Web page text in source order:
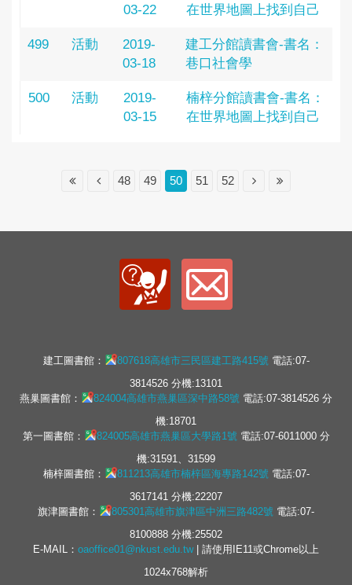
03-22
在世界地圖上找到自己
499 活動
2019-
03-18
建工分館讀書會-書名：
巷口社會學
500 活動
2019-
03-15
楠梓分館讀書會-書名：
在世界地圖上找到自己
48 49 50 51 52
建工圖書館： 807618高雄市三民區建工路415號電話:07-
3814526 分機:13101
燕巢圖書館：
824004高雄市燕巢區深中路58號 電話:07-3814526 分
機:18701
第一圖書館：
824005高雄市燕巢區大學路1號電話:07-6011000 分
機:31591、31599
楠梓圖書館：
811213高雄市楠梓區海專路142號電話:07-
3617141 分機:22207
旗津圖書館：
805301高雄市旗津區中洲三路482號 電話:07-
8100888 分機:25502
E-MAIL： oaoffice01@nkust.edu.tw| 請使用IE11或Chrome以上
1024x768解析